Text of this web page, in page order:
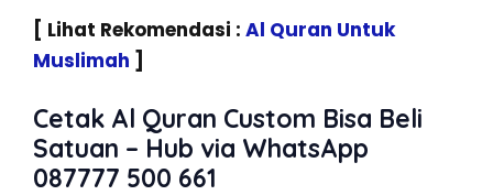
[ Lihat Rekomendasi : Al Quran Untuk
Muslimah ]
Cetak Al Quran Custom Bisa Beli
Satuan – Hub via WhatsApp
087777 500 661